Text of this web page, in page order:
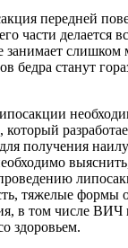
передней
части делается
занимает
бедра станут
который
получения
тяжелые формы
в том числе
здоровьем.